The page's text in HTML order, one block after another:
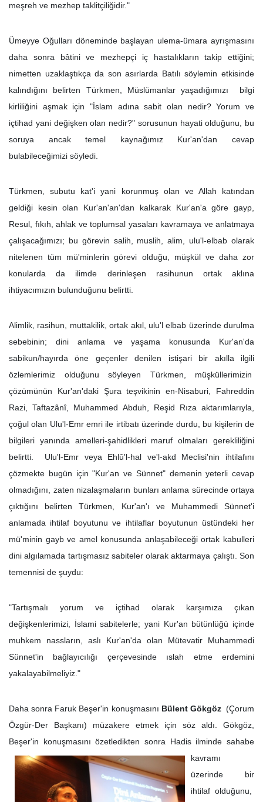
meşreh ve mezhep taklitçiliğidir."
Ümeyye Oğulları döneminde başlayan ulema-ümara ayrışmasını
daha sonra bâtini ve mezhepçi iç hastalıkların takip ettiğini;
nimetten uzaklaştıkça da son asırlarda Batılı söylemin etkisinde
kalındığını belirten Türkmen, Müslümanlar yaşadığımızı bilgi
kirliliğini aşmak için "İslam adına sabit olan nedir? Yorum ve
içtihad yani değişken olan nedir?" sorusunun hayati olduğunu, bu
soruya ancak temel kaynağımız Kur'an'dan cevap
bulabileceğimizi söyledi.
Türkmen, subutu kat'i yani korunmuş olan ve Allah katından
geldiği kesin olan Kur'an'an'dan kalkarak Kur'an'a göre gayp,
Resul, fıkıh, ahlak ve toplumsal yasaları kavramaya ve anlatmaya
çalışacağımızı; bu görevin salih, muslih, alim, ulu'l-elbab olarak
nitelenen tüm mü'minlerin görevi olduğu, müşkül ve daha zor
konularda da ilimde derinleşen rasihunun ortak aklına
ihtiyacımızın bulunduğunu belirtti.
Alimlik, rasihun, muttakilik, ortak akıl, ulu'l elbab üzerinde durulma
sebebinin; dini anlama ve yaşama konusunda Kur'an'da
sabikun/hayırda öne geçenler denilen istişari bir akılla ilgili
özlemlerimiz olduğunu söyleyen Türkmen, müşküllerimizin
çözümünün Kur'an'daki Şura teşvikinin en-Nisaburi, Fahreddin
Razi, Taftazânî, Muhammed Abduh, Reşid Rıza aktarımlarıyla,
çoğul olan Ulu'l-Emr emri ile irtibatı üzerinde durdu, bu kişilerin de
bilgileri yanında amelleri-şahidlikleri maruf olmaları gerekliliğini
belirtti. Ulu'l-Emr veya Ehlû'l-hal ve'l-akd Meclisi'nin ihtilafını
çözmekte bugün için "Kur'an ve Sünnet" demenin yeterli cevap
olmadığını, zaten nizalaşmaların bunları anlama sürecinde ortaya
çıktığını belirten Türkmen, Kur'an'ı ve Muhammedi Sünnet'i
anlamada ihtilaf boyutunu ve ihtilaflar boyutunun üstündeki her
mü'minin gayb ve amel konusunda anlaşabileceği ortak kabulleri
dini algılamada tartışmasız sabiteler olarak aktarmaya çalıştı. Son
temennisi de şuydu:
"Tartışmalı yorum ve içtihad olarak karşımıza çıkan
değişkenlerimizi, İslami sabitelerle; yani Kur'an bütünlüğü içinde
muhkem nassların, aslı Kur'an'da olan Mütevatir Muhammedi
Sünnet'in bağlayıcılığı çerçevesinde ıslah etme erdemini
yakalayabilmeliyiz."
Daha sonra Faruk Beşer'in konuşmasını Bülent Gökgöz(Çorum
Özgür-Der Başkanı) müzakere etmek için söz aldı. Gökgöz,
Beşer'in konuşmasını özetledikten sonra Hadis ilminde sahabe
kavramı
üzerinde bir
ihtilaf olduğunu,